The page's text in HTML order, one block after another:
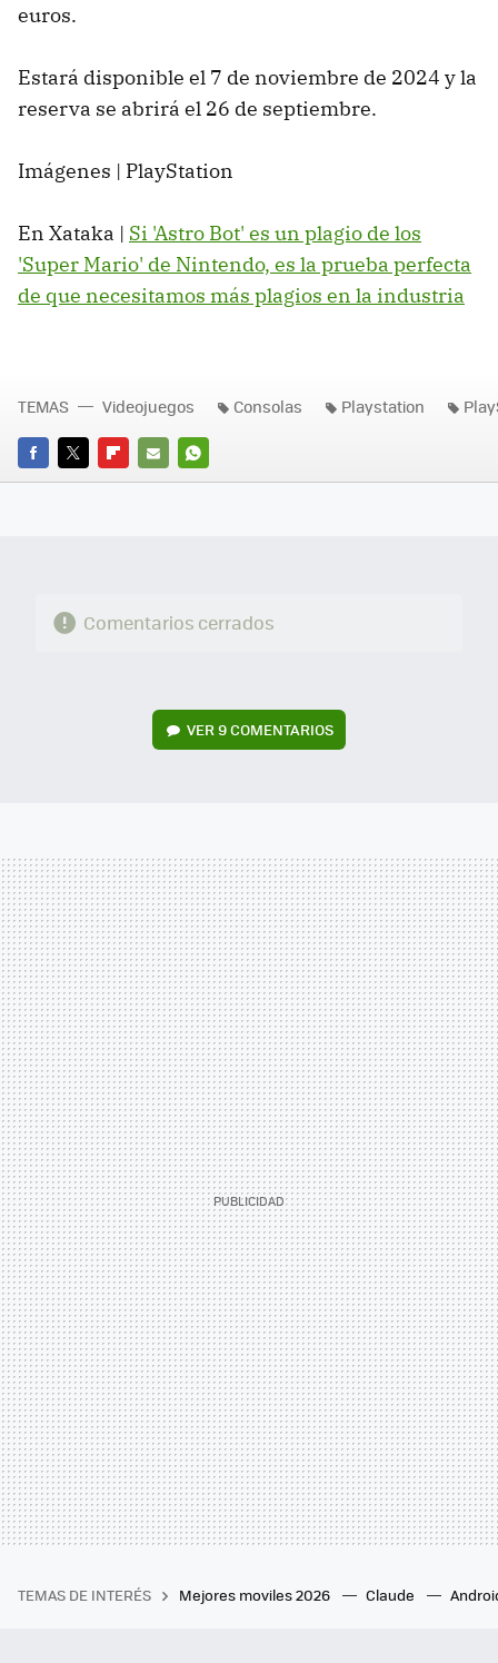
euros.
Estará disponible el 7 de noviembre de 2024 y la
reserva se abrirá el 26 de septiembre.
Imágenes | PlayStation
En Xataka | Si 'Astro Bot' es un plagio de los
'Super Mario' de Nintendo, es la prueba perfecta
de que necesitamos más plagios en la industria
FACEBOOK
TWITTERFLIPBOARD
E-
WHATSAPP
TEMAS Videojuegos Consolas Playstation
Comentarios cerrados
VER9 COMENTARIOS
TEMAS DE INTERÉS Mejores moviles 2026 Claude